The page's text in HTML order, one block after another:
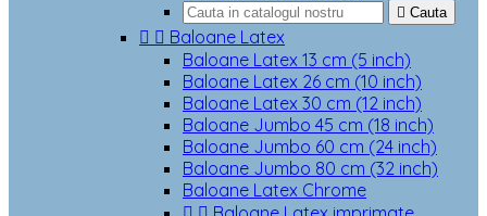
 Cauta
  Baloane Latex
Baloane Latex 13 cm (5 inch)
Baloane Latex 26 cm (10 inch)
Baloane Latex 30 cm (12 inch)
Baloane Jumbo 45 cm (18 inch)
Baloane Jumbo 60 cm (24 inch)
Baloane Jumbo 80 cm (32 inch)
Baloane Latex Chrome